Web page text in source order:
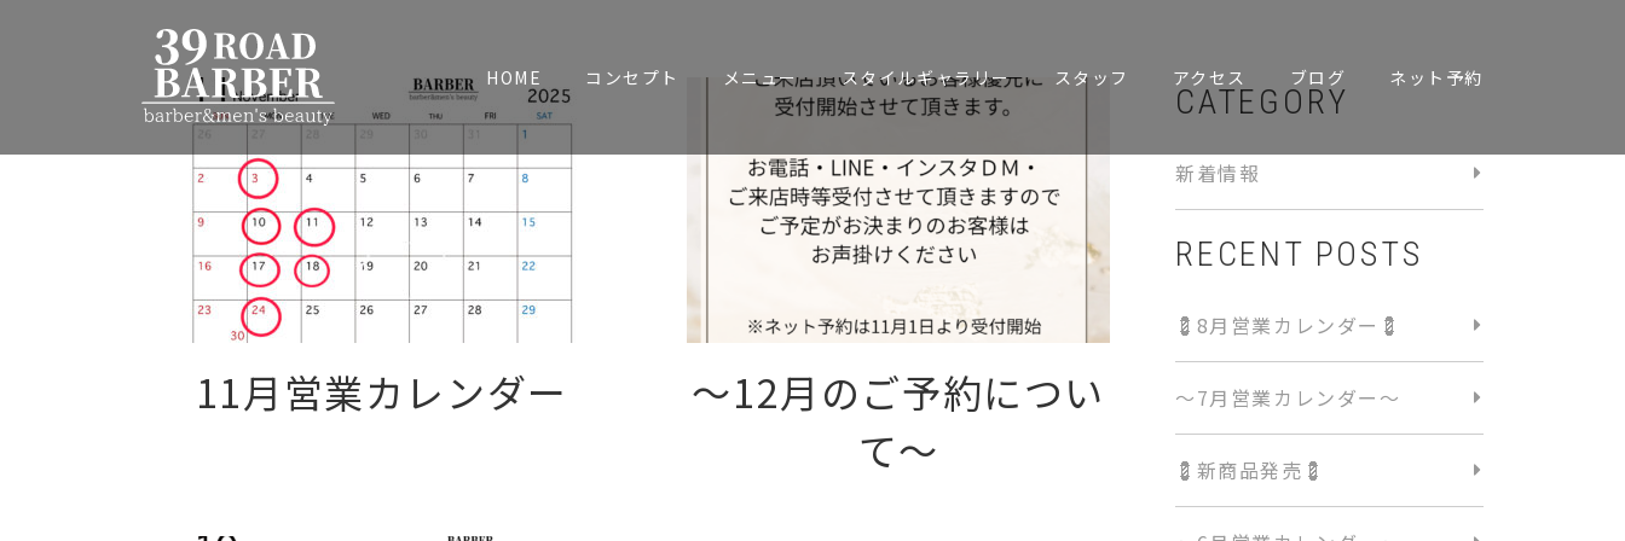
HOME コンセプト メニュー スタイルギャラリー スタッフ アクセス ブログ ネット予約
11月営業カレンダー
〜12月のご予約につい
て〜
CATEGORY
新着情報
RECENT POSTS
💈8月営業カレンダー💈
〜7月営業カレンダー〜
💈新商品発売💈